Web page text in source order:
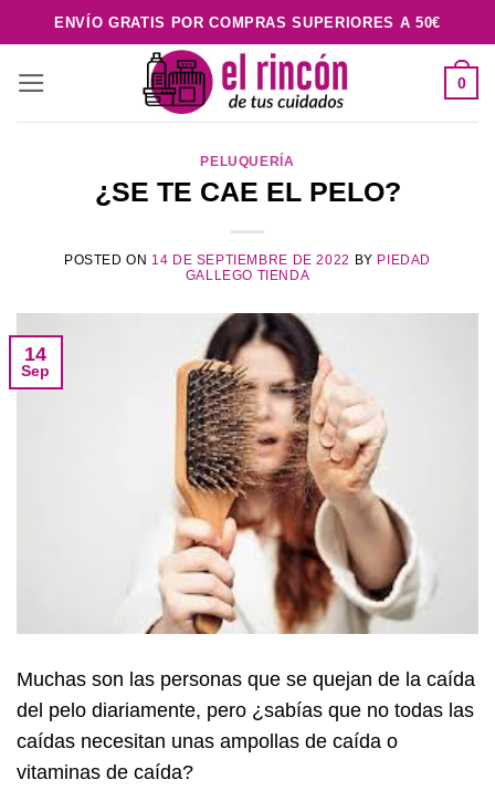
al
contenido
ENVÍO GRATIS POR COMPRAS SUPERIORES A 50€
0
PELUQUERÍA
¿SE TE CAE EL PELO?
POSTED ON 14 DE SEPTIEMBRE DE 2022 BY PIEDAD
GALLEGO TIENDA
14
Sep
Muchas son las personas que se quejan de la caída
del pelo diariamente, pero ¿sabías que no todas las
caídas necesitan unas ampollas de caída o
vitaminas de caída?